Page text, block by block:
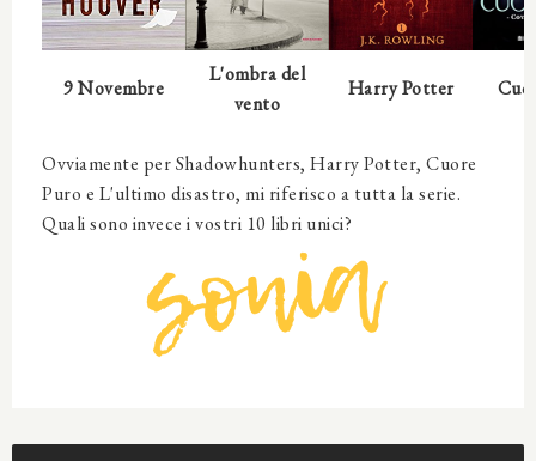
9 Novembre
L'ombra del
vento
Harry Potter
Ovviamente per Shadowhunters, Harry Potter, Cuore
Puro e L'ultimo disastro, mi riferisco a tutta la serie.
Quali sono invece i vostri 10 libri unici?